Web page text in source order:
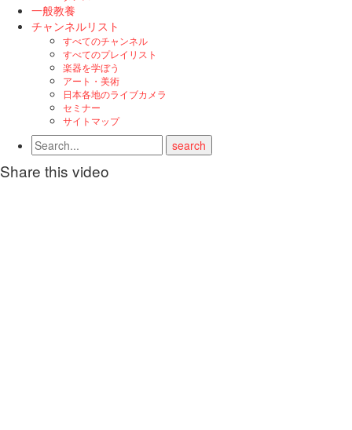
一般教養
チャンネルリスト
すべてのチャンネル
すべてのプレイリスト
楽器を学ぼう
アート・美術
日本各地のライブカメラ
セミナー
サイトマップ
Share this video